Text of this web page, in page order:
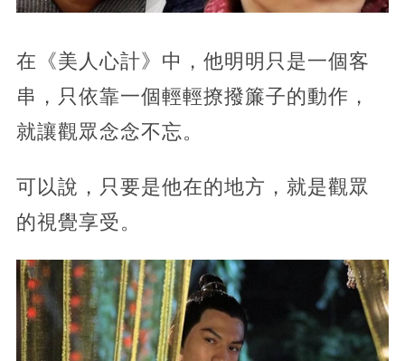
在《美人心計》中，他明明只是一個客
串，只依靠一個輕輕撩撥簾子的動作，
就讓觀眾念念不忘。
可以說，只要是他在的地方，就是觀眾
的視覺享受。